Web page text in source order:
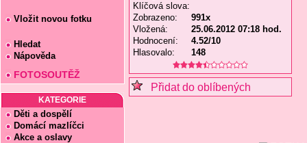
Vložit novou fotku
Hledat
Nápověda
FOTOSOUTĚŽ
KATEGORIE
Děti a dospělí
Domácí mazlíčci
Akce a oslavy
Klíčová slova:
Zobrazeno:
991x
Vložená:
25.06.2012 07:18 hod.
Hodnocení:
4.52/10
Hlasovalo:
148
Přidat do oblíbených